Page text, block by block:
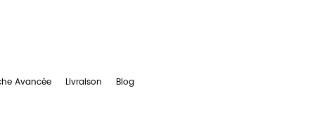
Avancée Livraison Blog